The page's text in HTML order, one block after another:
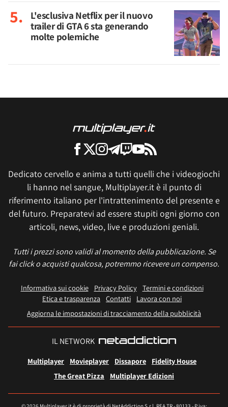
L'esclusiva Netflix per il nuovo
trailer di GTA 6 sta generando
molte polemiche
Dedicato cervello e anima a tutti quelli che i videogiochi
li hanno nel sangue, Multiplayer.it è il punto di
riferimento italiano per l'intrattenimento del presente e
del futuro. Preparatevi ad essere stupiti ogni giorno con
articoli, news, video, live e produzioni geniali.
Tutti i prezzi sono validi al momento della pubblicazione. Se
fai click o acquisti qualcosa, potremmo ricevere un compenso.
Informativa sui cookie Privacy Policy
Termini e condizioni
Etica e trasparenza Contatti
Lavora con noi
Aggiorna le impostazioni di tracciamento della pubblicità
IL NETWORK
Multiplayer Movieplayer Dissapore
Fidelity House
The Great Pizza
Multiplayer Edizioni